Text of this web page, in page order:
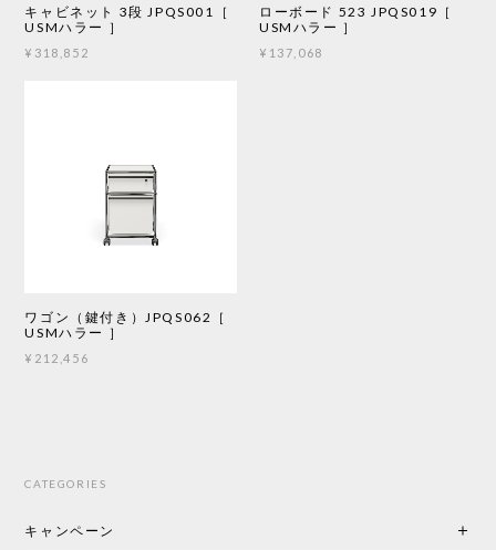
キャビネット 3段 JPQS001［
USMハラー ］
¥318,852
ローボード 523 JPQS019［
USMハラー ］
¥137,068
ワゴン（鍵付き）JPQS062［
USMハラー ］
¥212,456
CATEGORIES
キャンペーン